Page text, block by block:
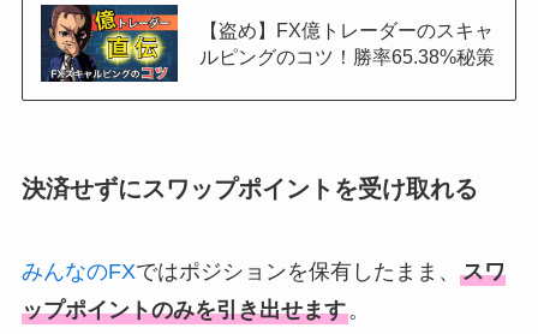
【盗め】FX億トレーダーのスキャ
ルピングのコツ！勝率65.38%秘策
決済せずにスワップポイントを受け取れる
みんなのFXではポジションを保有したまま、 スワ
ップポイントのみを引き出せます。